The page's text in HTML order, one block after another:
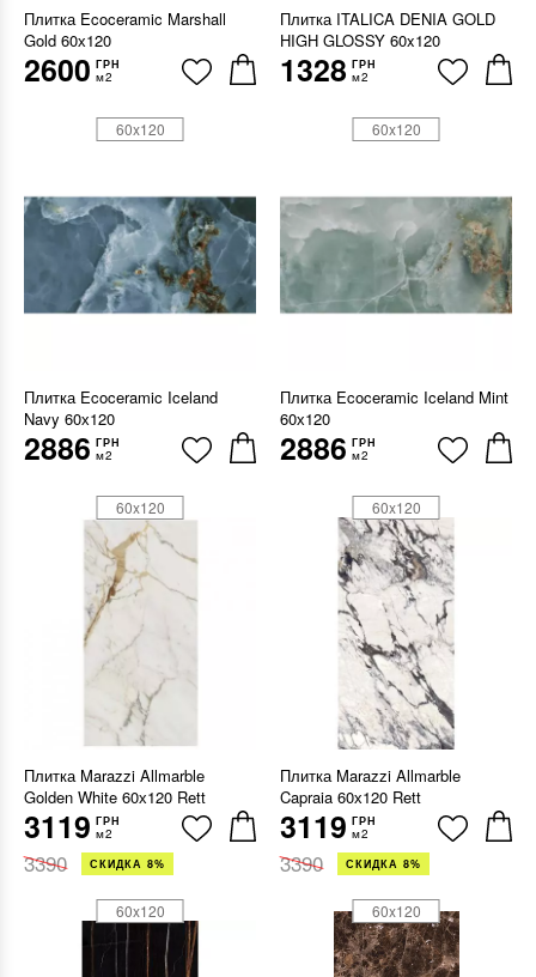
Плитка Ecoceramic Marshall
Gold 60х120
2600 ГРН
м2
Плитка ITALICA DENIA GOLD
HIGH GLOSSY 60x120
1328 ГРН
м2
Плитка Ecoceramic Iceland
Navy 60х120
2886 ГРН
м2
60x120
Плитка Ecoceramic Iceland Mint
60х120
2886 ГРН
м2
60x120
Плитка Marazzi Allmarble
Golden White 60х120 Rett
3119 ГРН
м2
3390 СКИДКА 8%
60x120
Плитка Marazzi Allmarble
Capraia 60х120 Rett
3119 ГРН
м2
3390 СКИДКА 8%
60x120
60x120 60x120